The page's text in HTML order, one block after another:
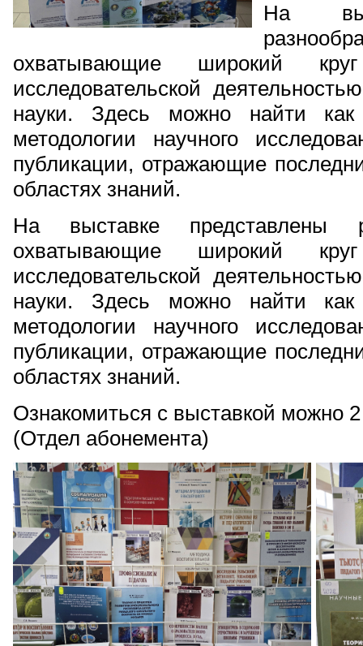
На
охватывающие широкий
исследовательской
науки. Здесь можно найти как
методологии научного
публикации, отражающие
областях знаний.
На выставке представлены
охватывающие широкий
исследовательской
науки. Здесь можно найти как
методологии научного
публикации, отражающие
областях знаний.
Ознакомиться с выставкой можно
(Отдел абонемента)